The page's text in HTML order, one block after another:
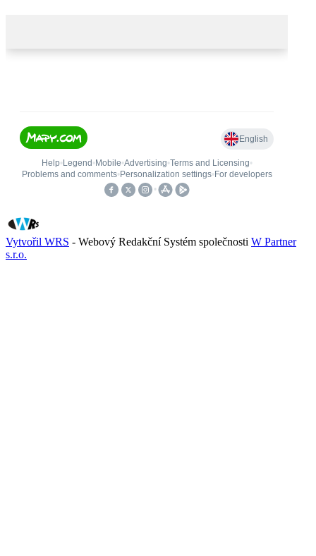
Vytvořil WRS - Webový Redakční Systém společnosti W Partner
s.r.o.